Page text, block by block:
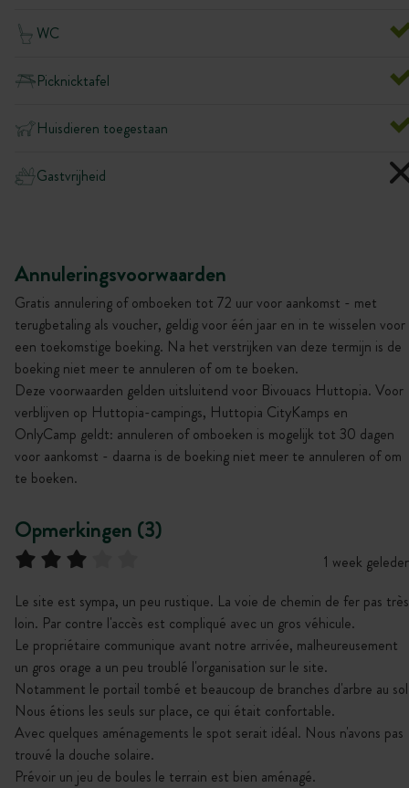
WC
Picknicktafel
Huisdieren toegestaan
Gastvrijheid
Annuleringsvoorwaarden
Gratis annulering of omboeken tot 72 uur voor aankomst - met
terugbetaling als voucher, geldig voor één jaar en in te wisselen voor
een toekomstige boeking. Na het verstrijken van deze termijn is de
boeking niet meer te annuleren of om te boeken.
Deze voorwaarden gelden uitsluitend voor Bivouacs Huttopia. Voor
verblijven op Huttopia-campings, Huttopia CityKamps en
OnlyCamp geldt: annuleren of omboeken is mogelijk tot 30 dagen
voor aankomst - daarna is de boeking niet meer te annuleren of om
te boeken.
Opmerkingen (3)
1 week
Le site est sympa, un peu rustique. La voie de chemin de fer pas très
loin. Par contre l'accès est compliqué avec un gros véhicule.
Le propriétaire communique avant notre arrivée, malheureusement
un gros orage a un peu troublé l'organisation sur le site.
Notamment le portail tombé et beaucoup de branches d'arbre au
Nous étions les seuls sur place, ce qui était confortable.
Avec quelques aménagements le spot serait idéal. Nous n'avons pas
trouvé la douche solaire.
Prévoir un jeu de boules le terrain est bien aménagé.